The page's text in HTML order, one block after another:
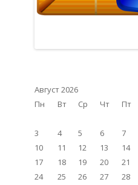
Август 2026
Пн
Вт Ср Чт Пт
3
4 5 6 7
10
11 12 13 14
17
18 19 20 21
24
25 26 27 28